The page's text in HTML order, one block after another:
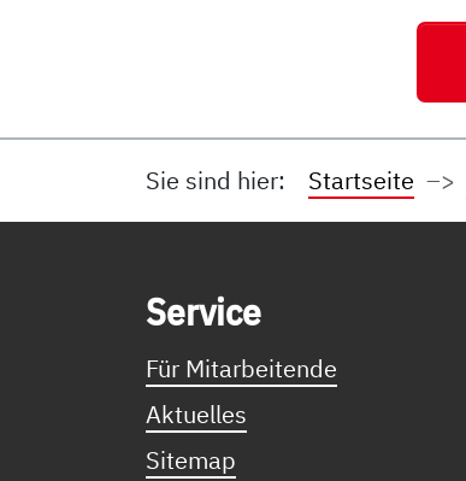
Sie sind hier: Startseite
Ser­vice
Für Mitarbeitende
Aktuelles
Sitemap